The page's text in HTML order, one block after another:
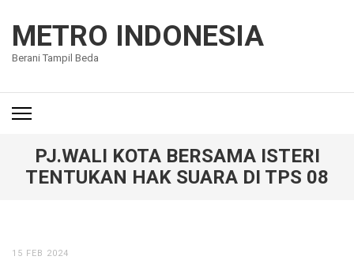
konten
(Tekan
METRO INDONESIA
Berani Tampil Beda
PJ.WALI KOTA BERSAMA ISTERI
TENTUKAN HAK SUARA DI TPS 08
15 FEB 2024